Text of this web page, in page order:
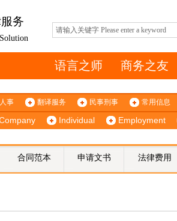
务
语言之师 商务
事 翻译服务 民事刑事 常用信息
Individual Employment
合同范本 申请文书 法律费用